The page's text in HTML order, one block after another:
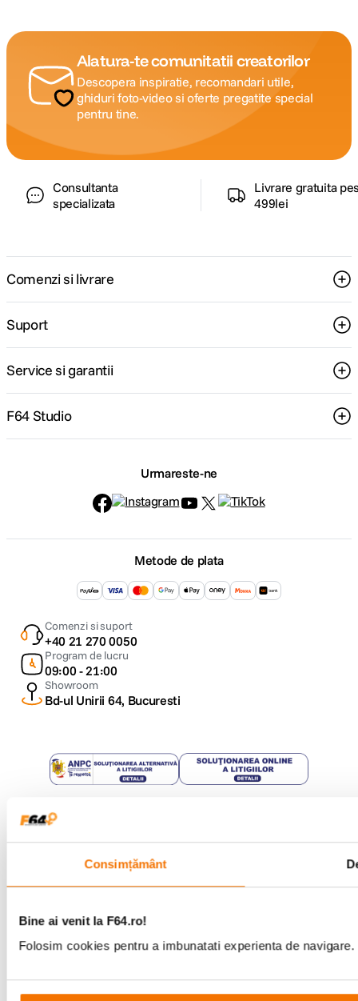
Consimțământ
Bine ai venit la F64.ro!
Folosim cookies pentru a imbunatati experienta de
Alatura-te comunitatii creatorilor
Descopera inspiratie, recomandari utile,
ghiduri foto-video si oferte pregatite special
pentru tine.
Consultanta
specializata
Livrare gratuita
499lei
Comenzi si livrare
Suport
Service si garantii
F64 Studio
Urmareste-ne
Metode de plata
Comenzi si suport
+40 21 270 0050
Program de lucru
09:00 - 21:00
Showroom
Bd-ul Unirii 64, Bucuresti